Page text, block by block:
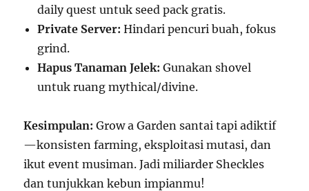
daily quest untuk seed pack gratis.
Private Server: Hindari pencuri buah, fokus
grind.
Hapus Tanaman Jelek: Gunakan shovel
untuk ruang mythical/divine.
Kesimpulan: Grow a Garden santai tapi adiktif
—konsisten farming, eksploitasi mutasi, dan
ikut event musiman. Jadi miliarder Sheckles
dan tunjukkan kebun impianmu!